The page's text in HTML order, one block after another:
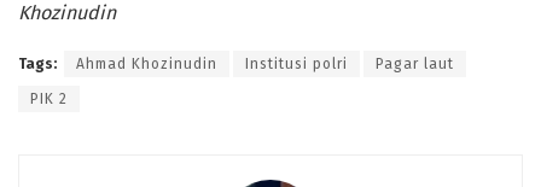
Khozinudin
Tags: Ahmad Khozinudin Institusi polri Pagar laut
PIK 2